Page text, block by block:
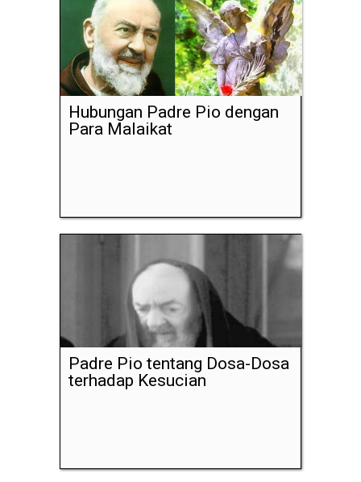
Hubungan Padre Pio dengan
Para Malaikat
Padre Pio tentang Dosa-Dosa
terhadap Kesucian